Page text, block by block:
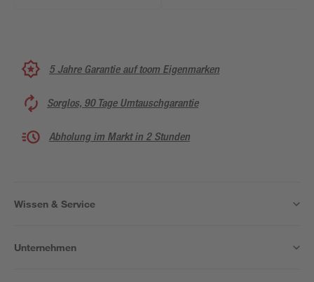
5 Jahre Garantie auf toom Eigenmarken
Sorglos, 90 Tage Umtauschgarantie
Abholung im Markt in 2 Stunden
Wissen & Service
Unternehmen